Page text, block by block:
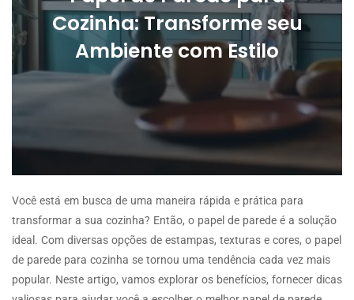
Cozinha: Transforme seu
Ambiente com Estilo
Você está em busca de uma maneira rápida e prática para
transformar a sua cozinha? Então, o papel de parede é a solução
ideal. Com diversas opções de estampas, texturas e cores, o papel
de parede para cozinha se tornou uma tendência cada vez mais
popular. Neste artigo, vamos explorar os benefícios, fornecer dicas